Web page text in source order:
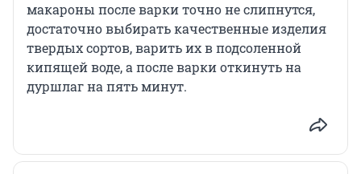
макароны после варки точно не слипнутся,
достаточно выбирать качественные изделия
твердых сортов, варить их в подсоленной
кипящей воде, а после варки откинуть на
дуршлаг на пять минут.